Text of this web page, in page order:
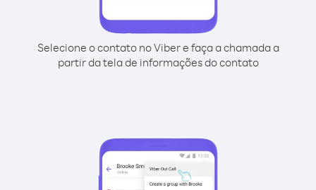
Selecione o contato no Viber e faça a chamada a
partir da tela de informações do contato